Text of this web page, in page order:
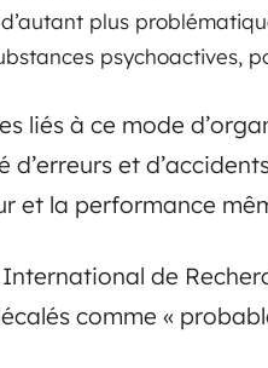
plus
psychoactives,
liés à ce mode
d’erreurs et
et la performance
de
comme «